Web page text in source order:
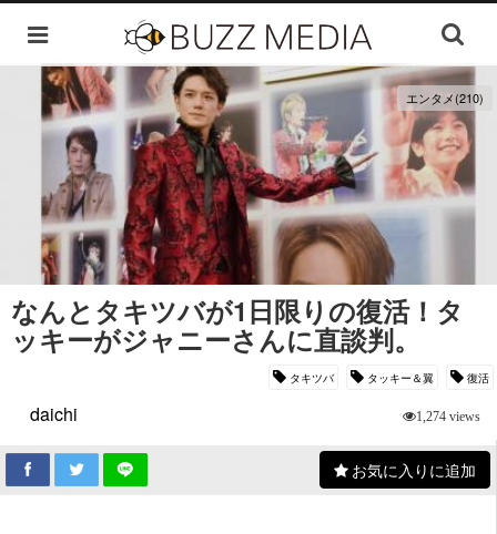
エンタメ(210)
なんとタキツバが1日限りの復活！タ
ッキーがジャニーさんに直談判。
タキツバ タッキー＆翼 復活
daichi 1,274 views
お気に入りに追加